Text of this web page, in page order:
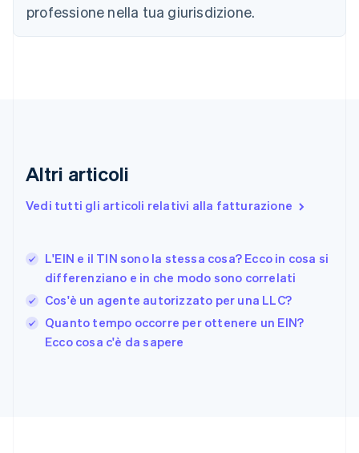
professione nella tua giurisdizione.
Altri articoli
Vedi tutti gli articoli relativi alla fatturazione
L'EIN e il TIN sono la stessa cosa? Ecco in cosa si
differenziano e in che modo sono correlati
Cos'è un agente autorizzato per una LLC?
Quanto tempo occorre per ottenere un EIN?
Ecco cosa c'è da sapere
Croazia
Danimarca
Francia
Germania
日本語 English
Gibilterra
Grecia
English
India